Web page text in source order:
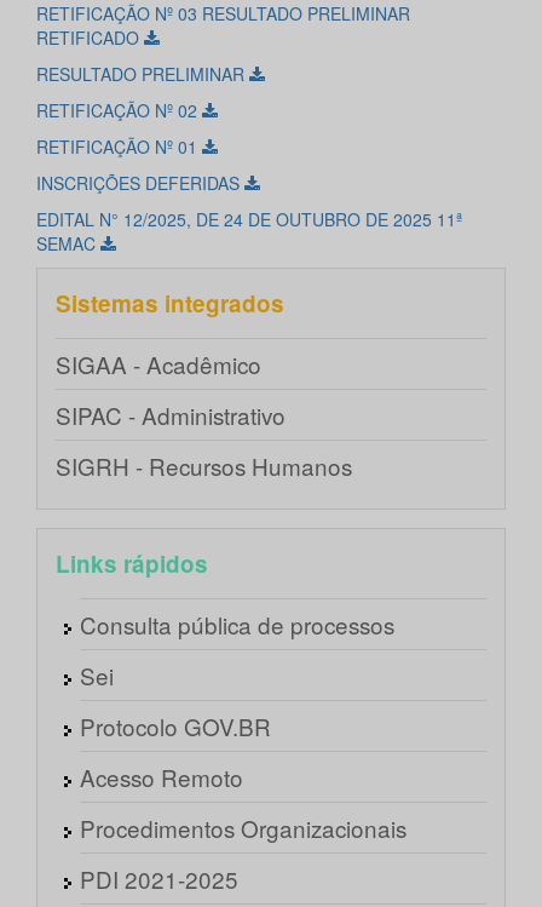
RETIFICAÇÃO Nº 03 RESULTADO PRELIMINAR
RETIFICADO
RESULTADO PRELIMINAR
RETIFICAÇÃO Nº 02
RETIFICAÇÃO Nº 01
INSCRIÇÕES DEFERIDAS
EDITAL N° 12/2025, DE 24 DE OUTUBRO DE 2025 11ª
SEMAC
Sistemas integrados
SIGAA - Acadêmico
SIPAC - Administrativo
SIGRH - Recursos Humanos
Links rápidos
Consulta pública de processos
Sei
Protocolo GOV.BR
Acesso Remoto
Procedimentos Organizacionais
PDI 2021-2025